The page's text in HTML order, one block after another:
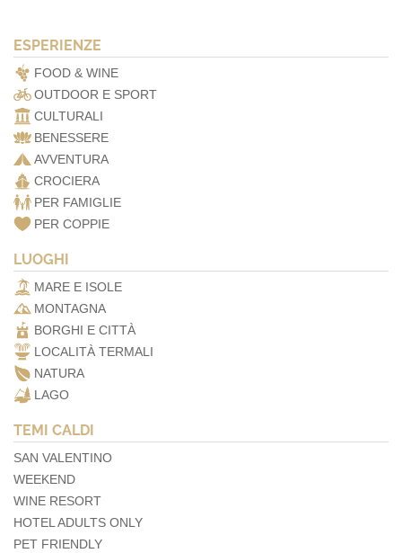
ESPERIENZE
FOOD & WINE
OUTDOOR E SPORT
CULTURALI
BENESSERE
AVVENTURA
CROCIERA
PER FAMIGLIE
PER COPPIE
LUOGHI
MARE E ISOLE
MONTAGNA
BORGHI E CITTÀ
LOCALITÀ TERMALI
NATURA
LAGO
TEMI CALDI
SAN VALENTINO
WEEKEND
WINE RESORT
HOTEL ADULTS ONLY
PET FRIENDLY